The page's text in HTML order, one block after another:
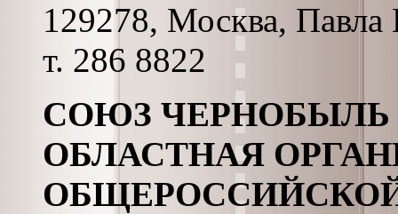
129278, Москва, Павла
т. 286 8822
СОЮЗ
ОБЛАСТНАЯ